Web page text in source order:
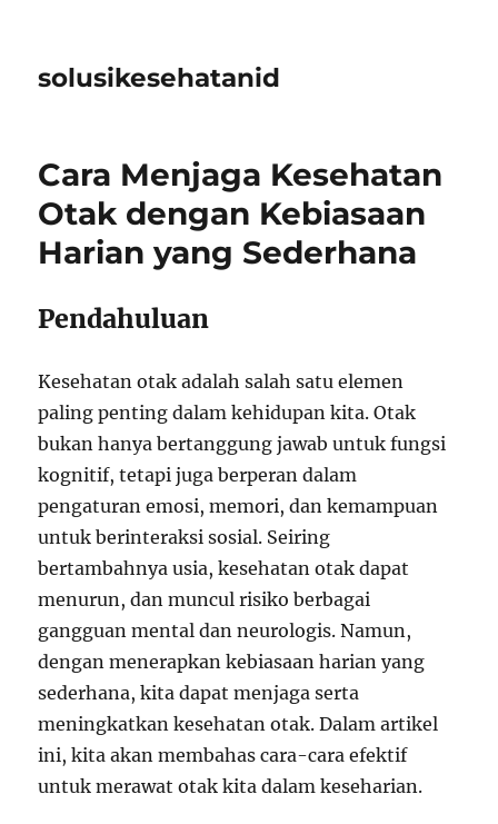
solusikesehatanid
Cara Menjaga Kesehatan
Otak dengan Kebiasaan
Harian yang Sederhana
Pendahuluan
Kesehatan otak adalah salah satu elemen
paling penting dalam kehidupan kita. Otak
bukan hanya bertanggung jawab untuk fungsi
kognitif, tetapi juga berperan dalam
pengaturan emosi, memori, dan kemampuan
untuk berinteraksi sosial. Seiring
bertambahnya usia, kesehatan otak dapat
menurun, dan muncul risiko berbagai
gangguan mental dan neurologis. Namun,
dengan menerapkan kebiasaan harian yang
sederhana, kita dapat menjaga serta
meningkatkan kesehatan otak. Dalam artikel
ini, kita akan membahas cara-cara efektif
untuk merawat otak kita dalam keseharian.